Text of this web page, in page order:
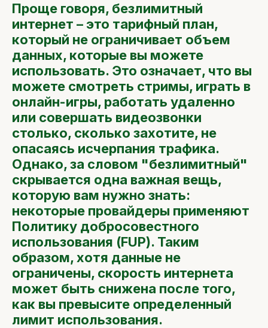
Проще говоря, безлимитный
интернет – это тарифный план,
который не ограничивает объем
данных, которые вы можете
использовать. Это означает, что вы
можете смотреть стримы, играть в
онлайн-игры, работать удаленно
или совершать видеозвонки
столько, сколько захотите, не
опасаясь исчерпания трафика.
Однако, за словом "безлимитный"
скрывается одна важная вещь,
которую вам нужно знать:
некоторые провайдеры применяют
Политику добросовестного
использования (FUP). Таким
образом, хотя данные не
ограничены, скорость интернета
может быть снижена после того,
как вы превысите определенный
лимит использования.